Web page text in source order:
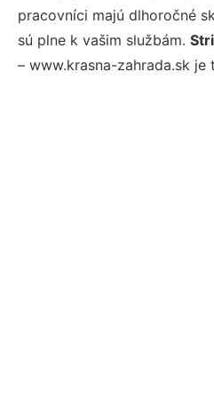
pracovníci majú dlhoročné
sú plne k vašim službám.
– www.krasna-zahrada.sk je